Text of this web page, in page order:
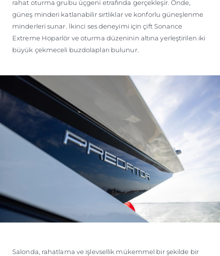
rahat oturma grubu üçgeni etrafında gerçekleşir. Önde,
güneş minderi katlanabilir sırtlıklar ve konforlu güneşlenme
minderleri sunar. İkinci ses deneyimi için çift Sonance
Extreme Hoparlör ve oturma düzeninin altına yerleştirilen iki
büyük çekmeceli buzdolapları bulunur.
Salonda, rahatlama ve işlevsellik mükemmel bir şekilde bir